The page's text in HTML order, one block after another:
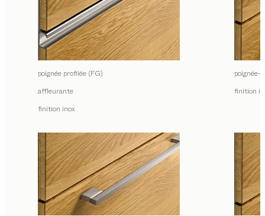
poignée profilée (FG)
affleurante
finition inox
poignée-
finition